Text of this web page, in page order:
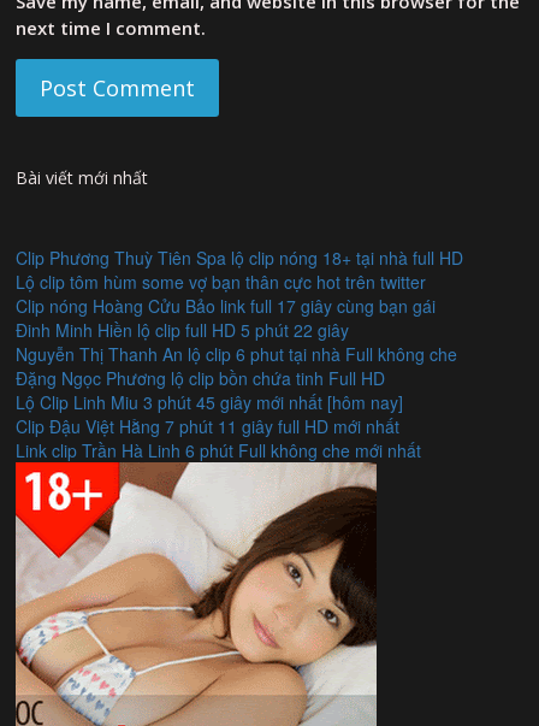
next time I comment.
Bài viết mới nhất
Clip Phương Thuỳ Tiên Spa lộ clip nóng 18+ tại nhà full HD
Lộ clip tôm hùm some vợ bạn thân cực hot trên twitter
Clip nóng Hoàng Cửu Bảo link full 17 giây cùng bạn gái
Đinh Minh Hiền lộ clip full HD 5 phút 22 giây
Nguyễn Thị Thanh An lộ clip 6 phut tại nhà Full không che
Đặng Ngọc Phương lộ clip bồn chứa tinh Full HD
Lộ Clip Linh Miu 3 phút 45 giây mới nhất [hôm nay]
Clip Đậu Việt Hằng 7 phút 11 giây full HD mới nhất
Link clip Trần Hà Linh 6 phút Full không che mới nhất